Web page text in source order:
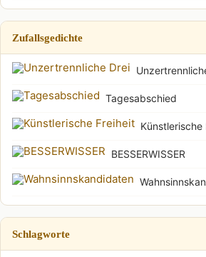
Zufallsgedichte
Tagesabschied
Künstlerische
BESSERWISSER
Schlagworte